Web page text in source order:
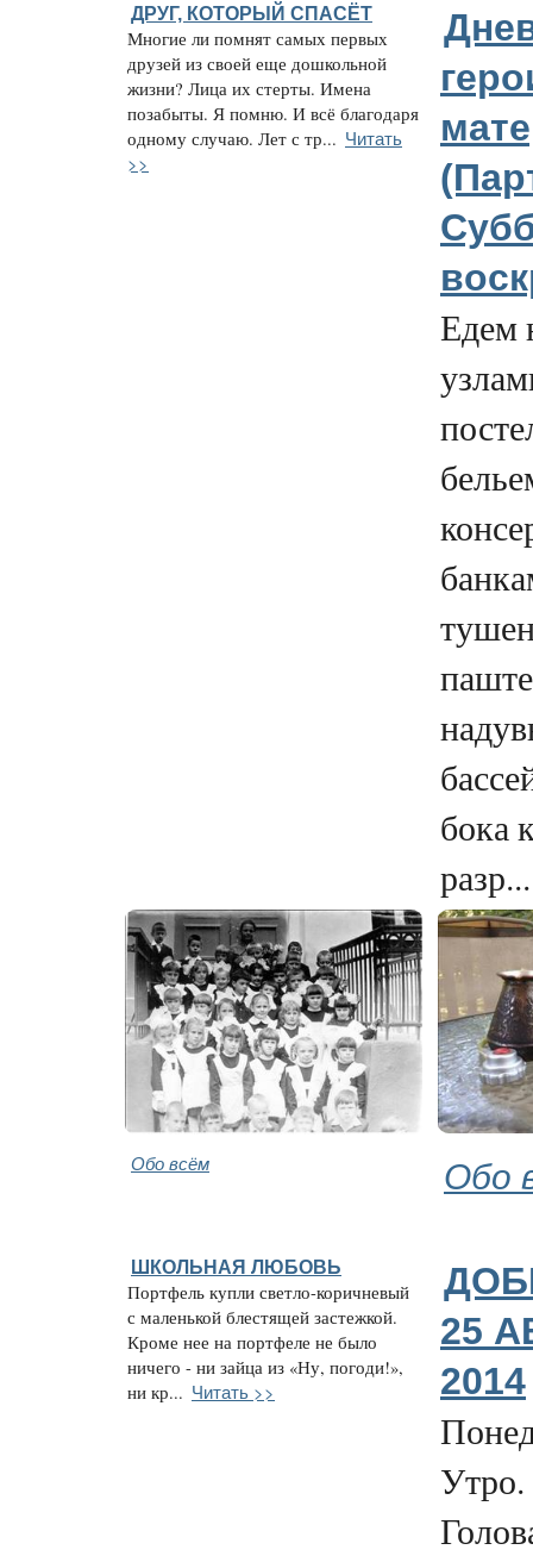
ДРУГ, КОТОРЫЙ СПАСЁТ
Многие ли помнят самых первых
друзей из своей еще дошкольной
жизни? Лица их стерты. Имена
позабыты. Я помню. И всё благодаря
одному случаю. Лет с тр... Читать
>>
Едем
бока
разр...
Обо всём Обо
ШКОЛЬНАЯ ЛЮБОВЬ
Портфель купли светло-коричневый
с маленькой блестящей застежкой.
Кроме нее на портфеле не было
ничего - ни зайца из «Ну, погоди!»,
ни кр... Читать >>
25
2014